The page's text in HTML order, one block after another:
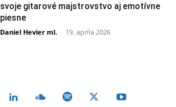
svoje gitarové majstrovstvo aj emotívne
piesne
Daniel Hevier ml. - 19. apríla 2026